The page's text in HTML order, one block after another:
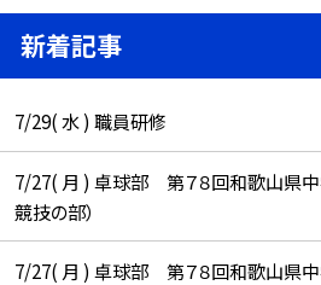
新着記事
7/29( 水 ) 職員研修
7/27( 月 ) 卓球部 第７８回和歌山県
競技の部）
7/27( 月 ) 卓球部 第７８回和歌山県